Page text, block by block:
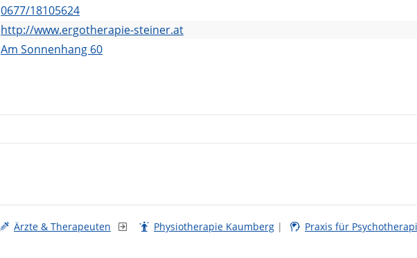
0677/18105624
http://www.ergotherapie-steiner.at
Am Sonnenhang 60
Ärzte & Therapeuten Physiotherapie Kaumberg | Praxis für